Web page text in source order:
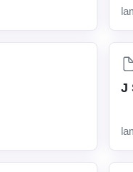
J